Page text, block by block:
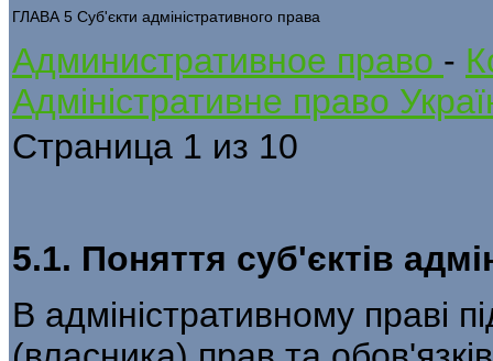
ГЛАВА 5 Суб'єкти адміністративного права
Административное право -
Адміністративне право
Страница 1 из 10
5.1. Поняття суб'єктів
В адміністративному праві